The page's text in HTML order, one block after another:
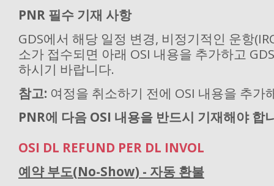
PNR 필수 기재 사항
GDS에서 해당 일정 변경, 비정기적인 운항
소가 접수되면 아래 OSI 내용을 추가하고
하시기 바랍니다.
참고: 여정을 취소하기 전에 OSI 내용을 추가
PNR에 다음 OSI 내용을 반드시 기재해야 합
OSI DL REFUND PER DL INVOL
예약 부도(No-Show) - 자동 환불